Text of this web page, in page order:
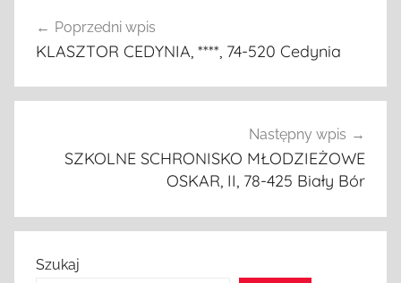
wpisu
Poprzedni wpis
KLASZTOR CEDYNIA, ****, 74-520 Cedynia
Następny wpis
SZKOLNE SCHRONISKO MŁODZIEŻOWE
OSKAR, II, 78-425 Biały Bór
Szukaj